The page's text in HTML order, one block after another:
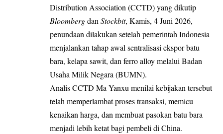
Distribution Association (CCTD) yang dikutip
Bloombergdan Stockbit, Kamis, 4 Juni 2026,
penundaan dilakukan setelah pemerintah Indonesia
menjalankan tahap awal sentralisasi ekspor batu
bara, kelapa sawit, dan ferro alloy melalui Badan
Usaha Milik Negara (BUMN).
Analis CCTD Ma Yanxu menilai kebijakan tersebut
telah memperlambat proses transaksi, memicu
kenaikan harga, dan membuat pasokan batu bara
menjadi lebih ketat bagi pembeli di China.